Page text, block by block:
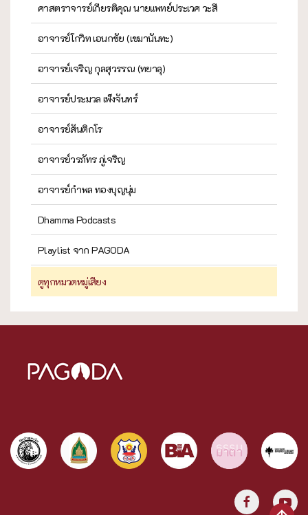
ศาสตราจารย์เกียรติคุณ นายแพทย์ประเวศ วะสี
อาจารย์โกวิท เอนกชัย (เขมานันทะ)
อาจารย์เจริญ กุลสุวรรณ (ทยาลุ)
อาจารย์ประมวล เพ็งจันทร์
อาจารย์สันติกโร
อาจารย์วรภัทร ภู่เจริญ
อาจารย์กำพล ทองบุญนุ่ม
Dhamma Podcasts
Playlist จาก PAGODA
ดูทุกหมวดหมู่เสียง